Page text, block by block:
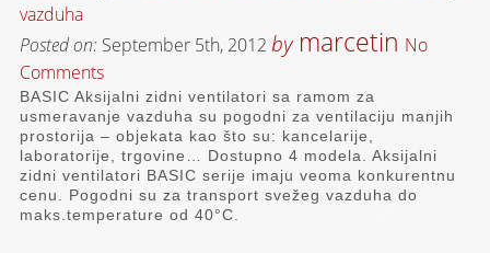
vazduha
Posted on: September 5th, 2012 by marcetin No
Comments
BASIC Aksijalni zidni ventilatori sa ramom za
usmeravanje vazduha su pogodni za ventilaciju manjih
prostorija – objekata kao što su: kancelarije,
laboratorije, trgovine… Dostupno 4 modela. Aksijalni
zidni ventilatori BASIC serije imaju veoma konkurentnu
cenu. Pogodni su za transport svežeg vazduha do
maks.temperature od 40°C.